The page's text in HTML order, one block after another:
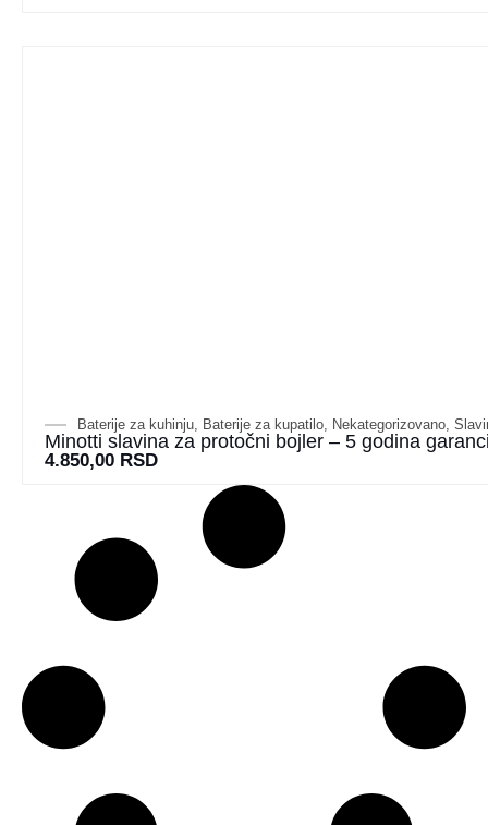
Baterije za kuhinju, Baterije za kupatilo, Nekategorizovano,
Minotti slavina za protočni bojler – 5 godina
4.850,00 RSD